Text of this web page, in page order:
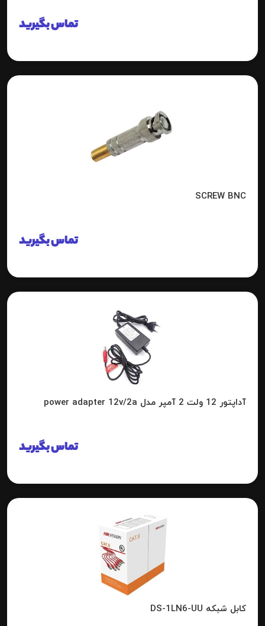
تماس بگیرید
SCREW BNC
تماس بگیرید
آداپتور 12 ولت 2 آمپر مدل power adapter 12v/2a
تماس بگیرید
کابل شبکه DS-1LN6-UU